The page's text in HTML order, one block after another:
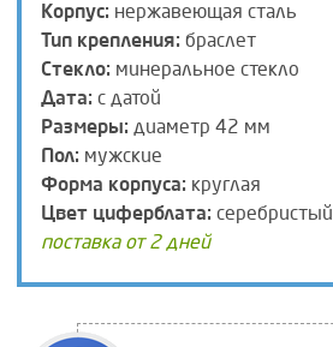
Корпус: нержавеющая сталь
Тип крепления: браслет
Стекло: минеральное стекло
Дата: с датой
Размеры: диаметр 42 мм
Пол: мужские
Форма корпуса: круглая
Цвет циферблата: серебристый
поставка от 2 дней